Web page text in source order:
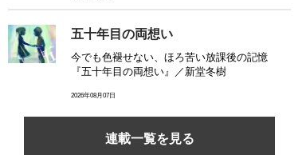
五十年目の両想い
今でも色褪せない、ほろ苦い放課後の記憶
『五十年目の両想い』／新堂冬樹
2026年08月07日
連載一覧を見る